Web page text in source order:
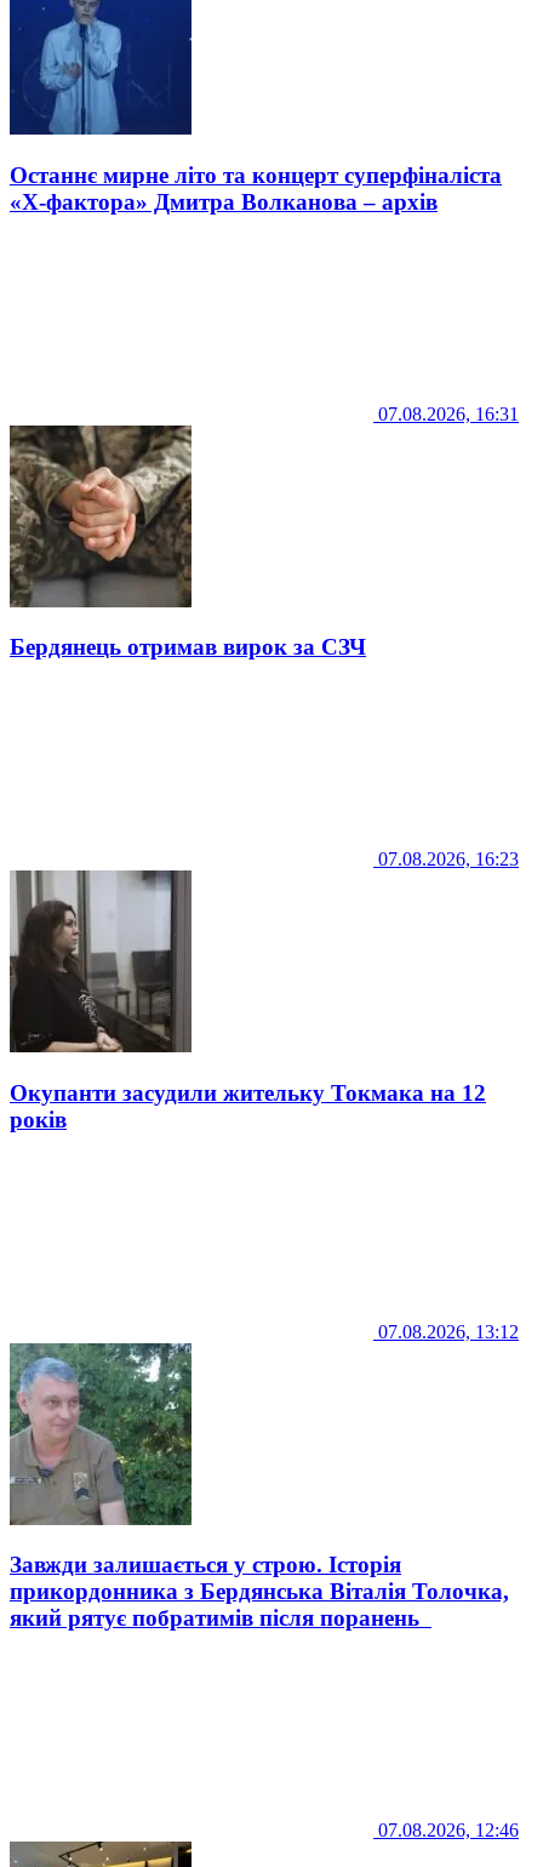
Останнє мирне літо та концерт суперфіналіста
«Х-фактора» Дмитра Волканова – архів
07.08.2026, 16:31
Бердянець отримав вирок за СЗЧ
07.08.2026, 16:23
Окупанти засудили жительку Токмака на 12
років
07.08.2026, 13:12
Завжди залишається у строю. Історія
прикордонника з Бердянська Віталія Толочка,
який рятує побратимів після поранень
07.08.2026, 12:46